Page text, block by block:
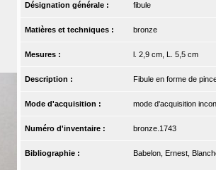
Désignation générale : fibule
Matières et techniques : bronze
Mesures : l. 2,9 cm, L. 5,5 cm
Description : Fibule en forme de
Mode d'acquisition : mode d'acquisition
Numéro d'inventaire : bronze.1743
Bibliographie : Babelon, Ernest,